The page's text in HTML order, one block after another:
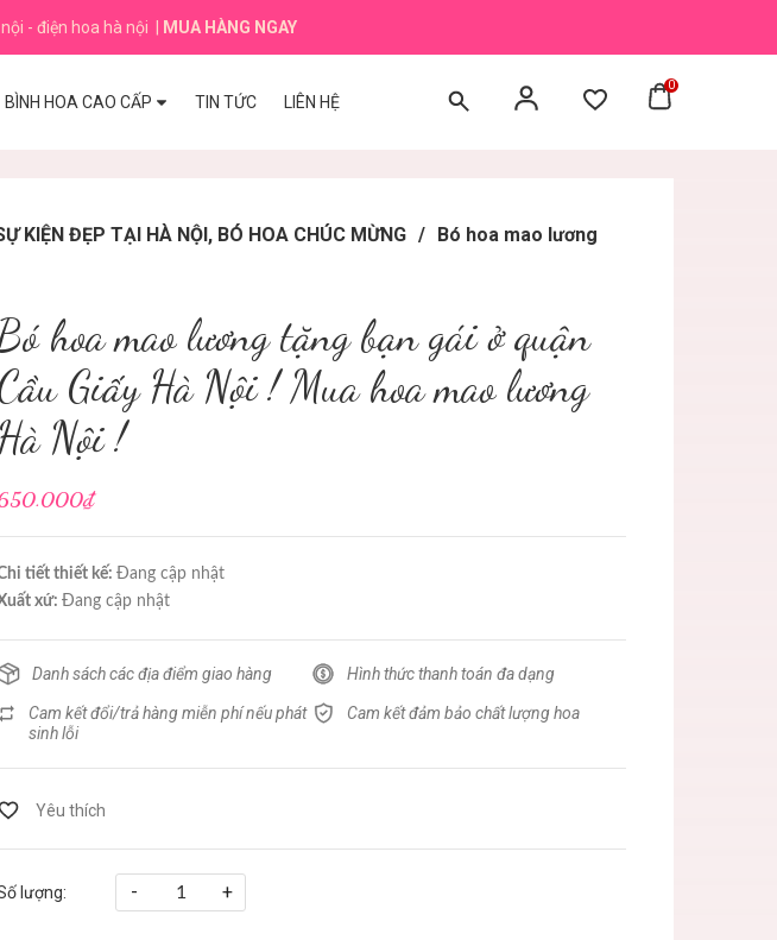
- điện hoa hà nội MUA HÀNG NGAY
BÌNH HOA CAO CẤP TIN TỨC LIÊN HỆ
0
KIỆN ĐẸP TẠI HÀ NỘI, BÓ HOA CHÚC MỪNG / Bó hoa mao lương
hoa mao lương tặng bạn gái ở quận
Giấy Hà Nội ! Mua hoa mao lương
Hà Nội !
tiết thiết kế: Đang cập nhật
xứ: Đang cập nhật
Danh sách các địa điểm giao hàng Hình thức thanh toán đa dạng
Cam kết đổi/trả hàng miễn phí nếu phát
sinh lỗi
Cam kết đảm bảo chất lượng hoa
lượng: - +